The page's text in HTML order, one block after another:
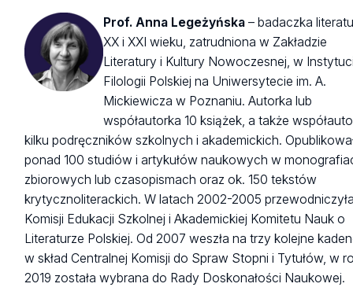
Prof. Anna Legeżyńska – badaczka
XX i XXI wieku, zatrudniona w Zakładzie
Literatury i Kultury Nowoczesnej, w
Filologii Polskiej na Uniwersytecie im. A.
Mickiewicza w Poznaniu. Autorka lub
współautorka 10 książek, a także
kilku podręczników szkolnych i akademickich.
ponad 100 studiów i artykułów naukowych w
zbiorowych lub czasopismach oraz ok. 150 tekstów
krytycznoliterackich. W latach 2002-2005
Komisji Edukacji Szkolnej i Akademickiej Komitetu Nauk o
Literaturze Polskiej. Od 2007 weszła na trzy kolejne
w skład Centralnej Komisji do Spraw Stopni i Tytułów, w
2019 została wybrana do Rady Doskonałości Naukowej.